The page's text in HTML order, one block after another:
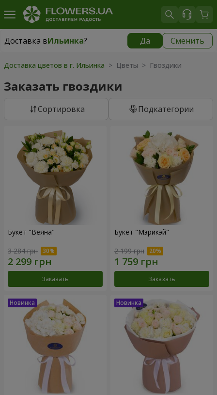
Доставка вИльинка? Да Сменить
Доставка вИльинка|
Доставка цветов в г. Ильинка > Цветы > Гвоздики
Заказать гвоздики
Cортировка Подкатегории
Букет "Веяна"
3 284 грн
Заказать
Букет "Мэрикэй"
2 199 грн
Заказать